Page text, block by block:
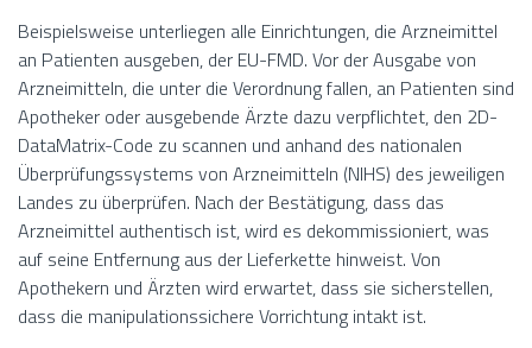
Beispielsweise unterliegen alle Einrichtungen, die Arzneimittel
an Patienten ausgeben, der EU-FMD. Vor der Ausgabe von
Arzneimitteln, die unter die Verordnung fallen, an Patienten sind
Apotheker oder ausgebende Ärzte dazu verpflichtet, den 2D-
DataMatrix-Code zu scannen und anhand des nationalen
Überprüfungssystems von Arzneimitteln (NIHS) des jeweiligen
Landes zu überprüfen. Nach der Bestätigung, dass das
Arzneimittel authentisch ist, wird es dekommissioniert, was
auf seine Entfernung aus der Lieferkette hinweist. Von
Apothekern und Ärzten wird erwartet, dass sie sicherstellen,
dass die manipulationssichere Vorrichtung intakt ist.